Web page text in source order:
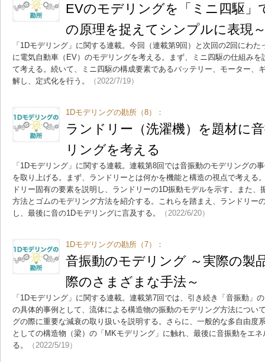
EVのモデリングを「ミニ四駆」
の原理を捉えてシンプルに表現
「1Dモデリング」に関する連載。今回（連載第9回）と次回の2回にわ
に電気自動車（EV）のモデリングを考える。まず、ミニ四駆の仕組み
て考える。続いて、ミニ四駆の構成要素であるバッテリー、モーター、
解し、定式化を行う。
（2022/7/19）
1Dモデリングの勘所（8）：
ランドリー（洗濯機）を題材に
リングを考える
「1Dモデリング」に関する連載。連載第8回では音振動のモデリングの
を取り上げる。まず、ランドリーとは何かを機能と構造の視点で考える
ドリー固有の要素を説明し、ランドリーの1D振動モデルを示す。また
方法とゴムのモデリング方法を紹介する。これらを踏まえ、ランドリー
し、最後に音の1Dモデリングに言及する。
（2022/6/20）
1Dモデリングの勘所（7）：
音振動のモデリング ～実際の製
際のさまざまな手法～
「1Dモデリング」に関する連載。連載第7回では、引き続き「音振動」
の具体的事例として、流体による構造物の振動のモデリング方法につい
グの際に重要な減衰の取り扱いを説明する。さらに、一般的な多自由度
としての構造物（梁）の「MKモデリング」に触れ、最後に音振動をエ
る。
（2022/5/19）